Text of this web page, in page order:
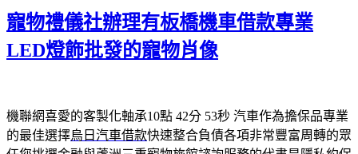
於
寵物禮儀社辦理有板橋機車借款專業
LED燈飾批發的寵物肖像
機聯網喜愛的客製化軸承10點 42分 53秒 汽車作為擔保品專業
的最佳選擇烏日汽車借款快速整合負債各項非常豐富周轉的眾